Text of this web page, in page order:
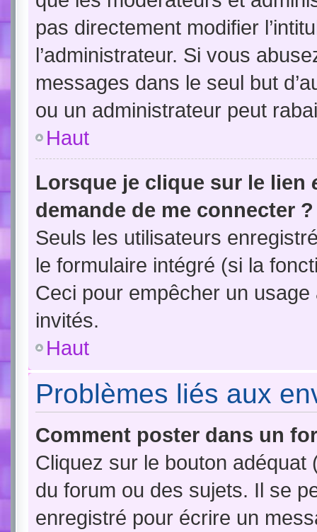
pas directement modifier
l’administrateur. Si vous
messages dans le seul but
ou un administrateur peut
Haut
Lorsque je clique sur le lien
demande de me connecter ?
Seuls les utilisateurs
le formulaire intégré (si la
Ceci pour empêcher un
invités.
Haut
Problèmes liés aux
Comment poster dans un
Cliquez sur le bouton
du forum ou des sujets. Il se
enregistré pour écrire un